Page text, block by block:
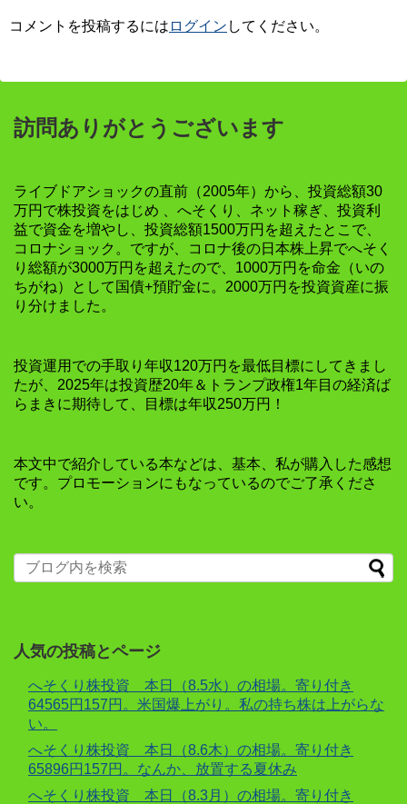
コメントを投稿するには ログイン してください。
訪問ありがとうございます
ライブドアショックの直前（2005年）から、投資総額30
万円で株投資をはじめ 、へそくり、ネット稼ぎ、投資利
益で資金を増やし、投資総額1500万円を超えたとこで、
コロナショック。ですが、コロナ後の日本株上昇でへそく
り総額が3000万円を超えたので、1000万円を命金（いの
ちがね）として国債+預貯金に。2000万円を投資資産に振
り分けました。
投資運用での手取り年収120万円を最低目標にしてきまし
たが、2025年は投資歴20年＆トランプ政権1年目の経済ば
らまきに期待して、目標は年収250万円！
本文中で紹介している本などは、基本、私が購入した感想
です。プロモーションにもなっているのでご了承くださ
い。
人気の投稿とページ
へそくり株投資 本日（8.5水）の相場。寄り付き
64565円157円。米国爆上がり。私の持ち株は上がらな
い。
へそくり株投資 本日（8.6木）の相場。寄り付き
65896円157円。なんか、放置する夏休み
へそくり株投資 本日（8.3月）の相場。寄り付き